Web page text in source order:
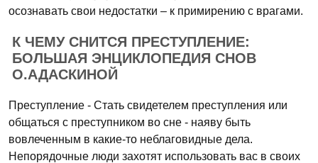
осознавать свои недостатки – к примирению с врагами.
К ЧЕМУ СНИТСЯ ПРЕСТУПЛЕНИЕ:
БОЛЬШАЯ ЭНЦИКЛОПЕДИЯ СНОВ
О.АДАСКИНОЙ
Преступление - Стать свидетелем преступления или
общаться с преступником во сне - наяву быть
вовлеченным в какие-то неблаговидные дела.
Непорядочные люди захотят использовать вас в своих